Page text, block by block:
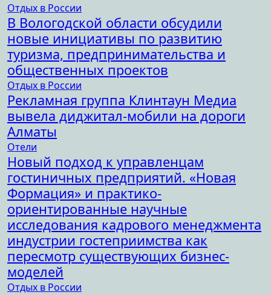
Отдых в России
В Вологодской области обсудили
новые инициативы по развитию
туризма, предпринимательства и
общественных проектов
Отдых в России
Рекламная группа Клинтаун Медиа
вывела диджитал-мобили на дороги
Алматы
Отели
Новый подход к управленцам
гостиничных предприятий. «Новая
Формация» и практико-
ориентированные научные
исследования кадрового менеджмента
индустрии гостеприимства как
пересмотр существующих бизнес-
моделей
Отдых в России